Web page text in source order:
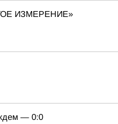
ИЗМЕРЕНИЕ»
— 0:0